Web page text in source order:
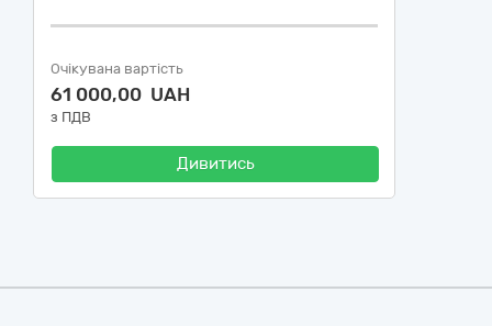
Очікувана вартість
61 000,00 UAH
з ПДВ
Дивитись